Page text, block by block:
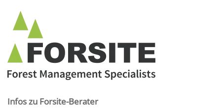
Infos zu Forsite-Berater